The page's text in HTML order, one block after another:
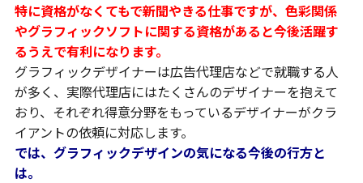
特に資格がなくてもで新聞やきる仕事ですが、色彩関係
やグラフィックソフトに関する資格があると今後活躍す
るうえで有利になります。
グラフィックデザイナーは広告代理店などで就職する人
が多く、実際代理店にはたくさんのデザイナーを抱えて
おり、それぞれ得意分野をもっているデザイナーがクラ
イアントの依頼に対応します。
では、グラフィックデザインの気になる今後の行方と
は。